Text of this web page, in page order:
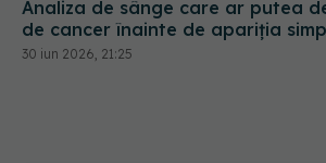
Analiza de sânge care ar putea
de cancer înainte de apariția
30 iun 2026, 21:25